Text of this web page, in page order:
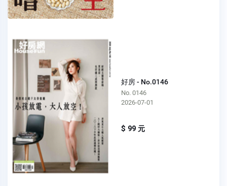
好房 - No.0146
No. 0146
2026-07-01
$ 99 元